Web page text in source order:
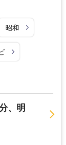
昭和
、明